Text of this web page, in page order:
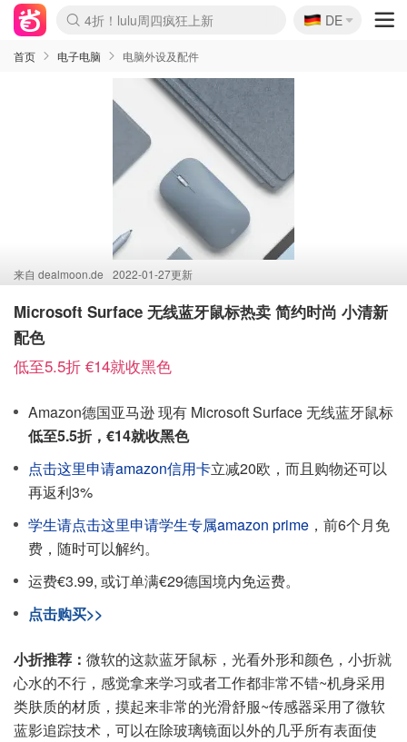
Boticinal 夏促开抢！
4折！lulu周四疯狂上新
还没结束！&OtherStories大促
Joybuy变相75折 随时失效
速领！Stanley独家85折
疑似霸哥！Camper额外叠85折
Zalando 奥莱闪促！每日更新
Moncler反季囤！5折起+叠9折
Coach Brooklyn仅€192
🇩🇪
DE
首页 电子电脑 电脑外设及配件
来自 dealmoon.de 2022-01-27更新
Microsoft Surface 无线蓝牙鼠标热卖 简约时尚 小清新
配色
低至5.5折 €14就收黑色
Amazon德国亚马逊 现有 Microsoft Surface 无线蓝牙鼠标
低至5.5折，€14就收黑色
点击这里申请amazon信用卡立减20欧，而且购物还可以
再返利3%
学生请点击这里申请学生专属amazon prime ，前6个月免
费，随时可以解约。
运费€3.99, 或订单满€29德国境内免运费。
点击购买>>
小折推荐： 微软的这款蓝牙鼠标，光看外形和颜色，小折就
心水的不行，感觉拿来学习或者工作都非常不错~机身采用
类肤质的材质，摸起来非常的光滑舒服~传感器采用了微软
蓝影追踪技术，可以在除玻璃镜面以外的几乎所有表面使